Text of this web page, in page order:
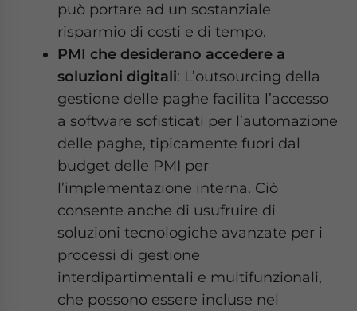
può portare ad un sostanziale
risparmio di costi e di tempo.
PMI che desiderano accedere a
soluzioni digitali: L’outsourcing della
gestione delle paghe facilita l’accesso
a software sofisticati per l’automazione
delle paghe, tipicamente fuori dal
budget delle PMI per
l’implementazione interna. Ciò
consente anche di usufruire di
soluzioni tecnologiche avanzate per i
processi di gestione
interdipartimentali e multifunzionali,
che possono essere incluse nel